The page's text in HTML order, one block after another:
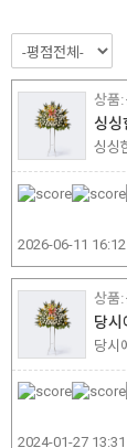
싱싱
싱싱
2026-06-11 16:12
당시
당시
2024-01-27 13:31